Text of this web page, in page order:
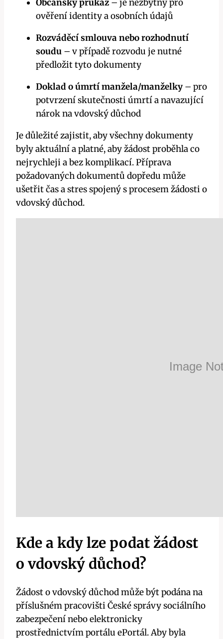
Občanský průkaz – je nezbytný pro
ověření identity a osobních údajů
Rozváděcí smlouva nebo rozhodnutí
soudu – v případě rozvodu je nutné
předložit tyto dokumenty
Doklad o úmrtí manžela/manželky – pro
potvrzení skutečnosti úmrtí a navazující
nárok na vdovský důchod
Je důležité zajistit, aby všechny dokumenty
byly aktuální a platné, aby žádost proběhla co
nejrychleji a bez komplikací. Příprava
požadovaných dokumentů dopředu může
ušetřit čas a stres spojený s procesem žádosti o
vdovský důchod.
Kde a kdy lze podat žádost
o vdovský důchod?
Žádost o vdovský důchod může být podána na
příslušném pracovišti České správy sociálního
zabezpečení nebo elektronicky
prostřednictvím portálu ePortál. Aby byla